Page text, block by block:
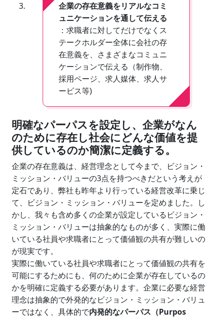
企業の存在意義をリアルなコミ
ュニケーションを通して伝える
：求職者に対してだけでなくス
テークホルダー全体に会社の存
在意義を、さまざまなコミュニ
ケーションで伝える（制作物、
採用ページ、求人媒体、求人サ
ービス等)
明確なパーパスを設定し、企業がなん
のために存在し社会にどんな価値を提
供しているのか簡潔に定義する。
企業の存在意義は、経営理念として今まで、ビジョン・
ミッション・バリューの3点を持つべきだという考えが
定石であり、弊社も昨年より行っている経営改革に乗じ
て、ビジョン・ミッション・バリューを定めました。し
かし、我々も含め多くの企業が設定しているビジョン・
ミッション・バリューは抽象的なものが多く、実際に働
いている社員や求職者にとって価値観の共有が難しいの
が現実です。
実際に働いている社員や求職者にとって価値観の共有を
可能にするためにも、何のために企業が存在しているの
かを明確に定義する必要があります。企業に必要な経営
理念は抽象的で外発的なビジョン・ミッション・バリュ
ーではなく、具体的で内発的なパーパス（Purpos